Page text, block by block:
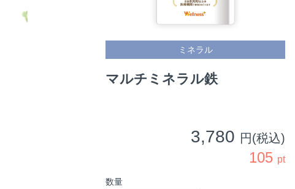
ミネラル
マルチミネラル鉄
3,780 円(税込)
105 pt
数量